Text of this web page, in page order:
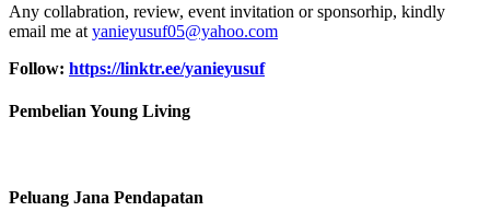
Any collabration, review, event invitation or sponsorhip, kindly
email me at yanieyusuf05@yahoo.com
Follow: https://linktr.ee/yanieyusuf
Pembelian Young Living
Peluang Jana Pendapatan